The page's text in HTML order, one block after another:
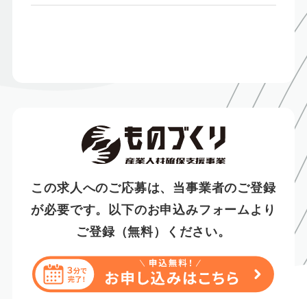
この求人へのご応募は、当事業者のご登録
が必要です。 以下のお申込みフォームより
ご登録（無料）ください。